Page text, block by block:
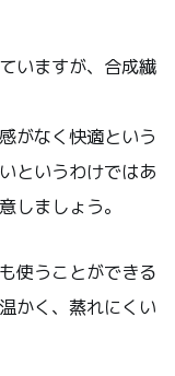
いますが、合成繊
がなく快適という
というわけではあ
しましょう。
使うことができる
かく、蒸れにくい